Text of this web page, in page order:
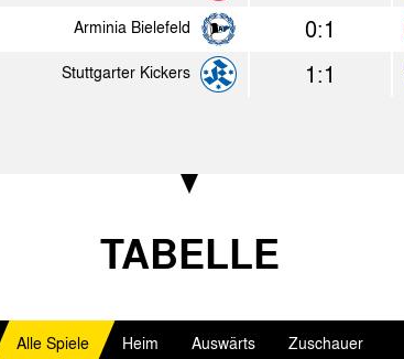
1986
Erg.
Alemannia Aachen 1:0
Karlsruher SC 1:1
Arminia Bielefeld 0:1
Stuttgarter Kickers 1:1
TABELLE
Alle Spiele Heim Auswärts Zuschauer